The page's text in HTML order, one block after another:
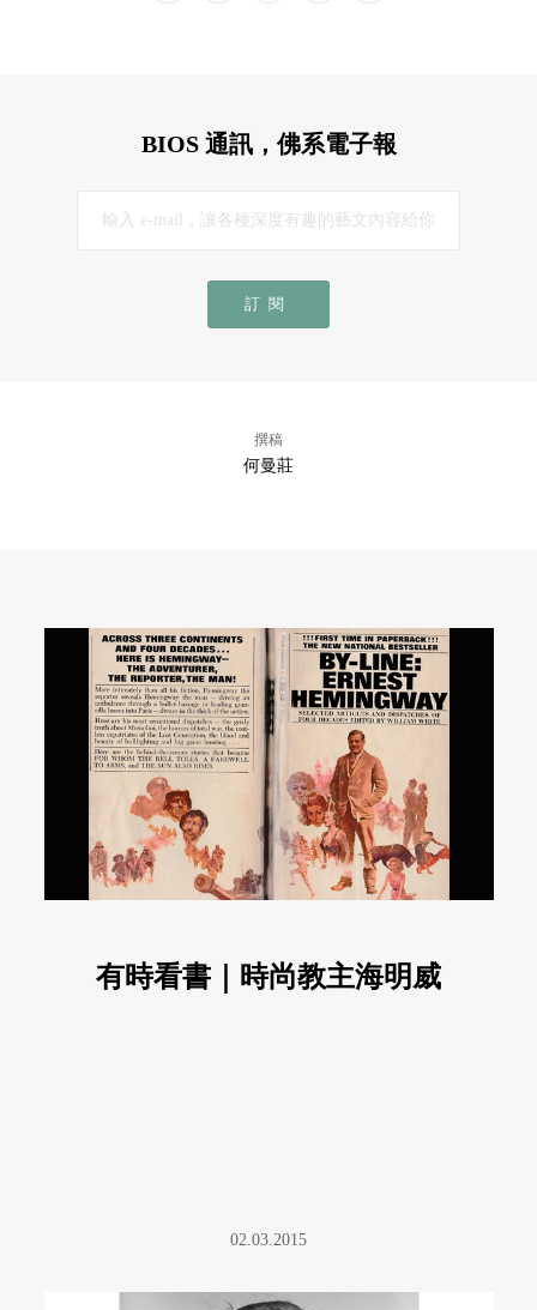
BIOS 通訊，佛系電子報
訂閱
撰稿
何曼莊
有時看書｜時尚教主海明威
02.03.2015